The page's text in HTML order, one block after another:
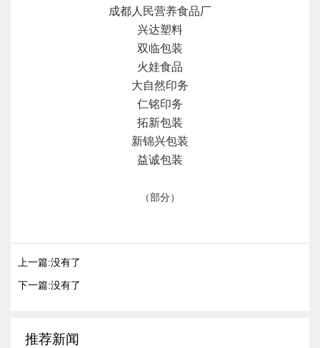
成都人民营养食品厂
兴达塑料
双临包装
火娃食品
大自然印务
仁铭印务
拓新包装
新锦兴包装
益诚包装
（部分）
上一篇:没有了
下一篇:没有了
推荐新闻